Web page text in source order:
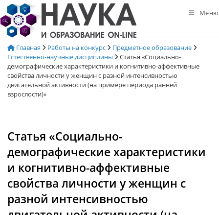
Перейти
к
содержимому
Меню
Главная Работы на конкурс
Предметное образование
Естественно-научные дисциплины
Статья «Социально-
демографические характеристики и когнитивно-аффективные
свойства личности у женщин с разной интенсивностью
двигательной активности (на примере периода ранней
взрослости)»
Статья «Социально-
демографические характеристики
и когнитивно-аффективные
свойства личности у женщин с
разной интенсивностью